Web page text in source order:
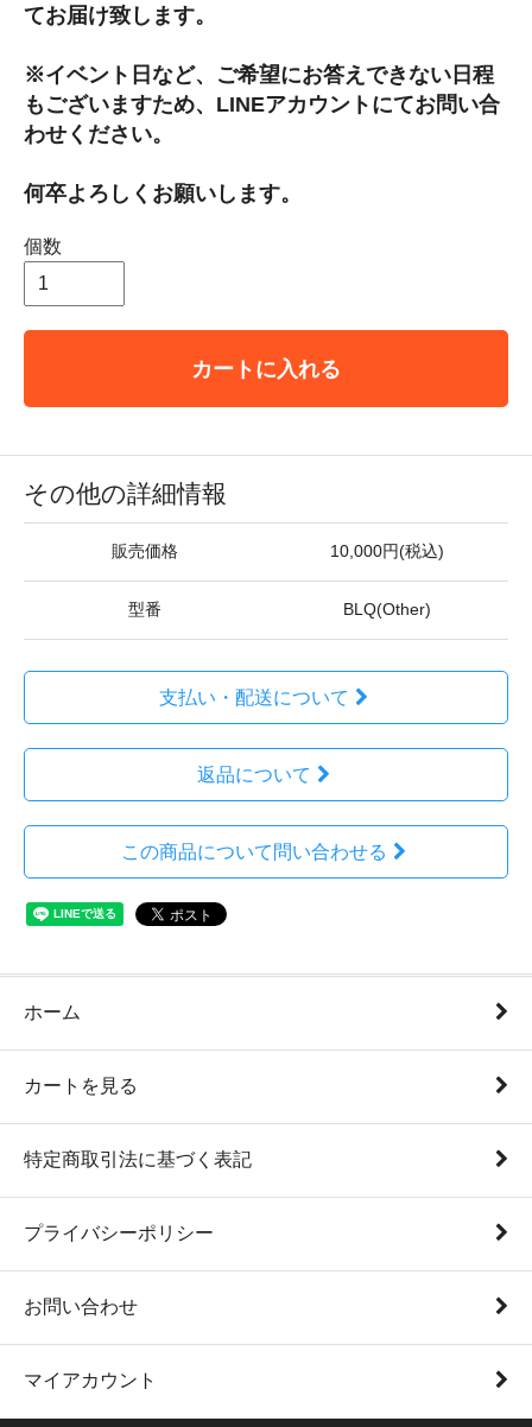
てお届け致します。
※イベント日など、ご希望にお答えできない日程
もございますため、LINEアカウントにてお問い合
わせください。
何卒よろしくお願いします。
個数
カートに入れる
その他の詳細情報
販売価格 10,000円(税込)
型番 BLQ(Other)
支払い・配送について
返品について
この商品について問い合わせる
ホーム
カートを見る
特定商取引法に基づく表記
プライバシーポリシー
お問い合わせ
マイアカウント